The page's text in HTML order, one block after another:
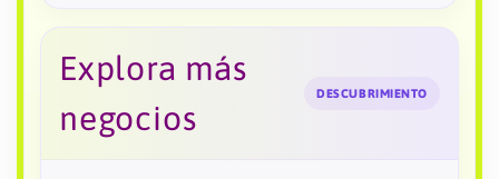
Explora más
negocios
DESCUBRIMIENTO